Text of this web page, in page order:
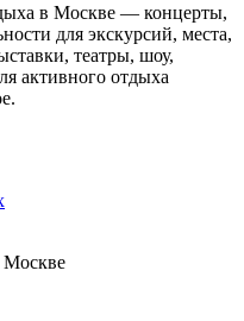
в Москве — концерты,
для экскурсий, места,
театры, шоу,
активного отдыха